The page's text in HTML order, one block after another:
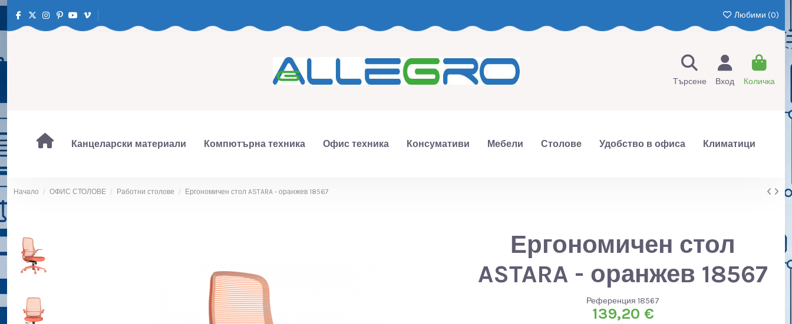
Любими (0)
Търсене Вход Количка
Канцеларски материали Компютърна техника Офис техника Консумативи Мебели Столове Удобство в офиса Климатици
Начало ОФИС СТОЛОВЕ Работни столове Ергономичен стол ASTARA - оранжев 18567
Ергономичен стол
ASTARA - оранжев 18567
Референция 18567
139,20 €